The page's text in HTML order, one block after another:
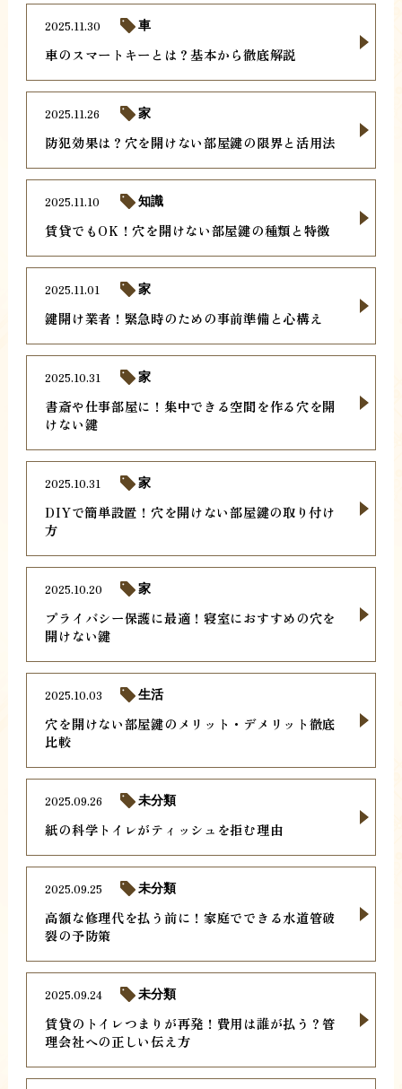
車のスマートキーとは？基本から徹底解説
2025.11.30 車
防犯効果は？穴を開けない部屋鍵の限界と活用法
2025.11.26 家
賃貸でもOK！穴を開けない部屋鍵の種類と特徴
2025.11.10 知識
鍵開け業者！緊急時のための事前準備と心構え
2025.11.01 家
書斎や仕事部屋に！集中できる空間を作る穴を開
けない鍵
2025.10.31 家
DIYで簡単設置！穴を開けない部屋鍵の取り付け
方
2025.10.31 家
プライバシー保護に最適！寝室におすすめの穴を
開けない鍵
2025.10.20 家
穴を開けない部屋鍵のメリット・デメリット徹底
比較
2025.10.03 生活
紙の科学トイレがティッシュを拒む理由
2025.09.26 未分類
高額な修理代を払う前に！家庭でできる水道管破
裂の予防策
2025.09.25 未分類
賃貸のトイレつまりが再発！費用は誰が払う？管
理会社への正しい伝え方
2025.09.24 未分類